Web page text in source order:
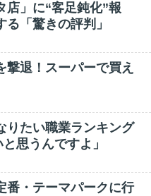
店」に“客足鈍化”報
「驚きの評判」
撃退！スーパーで買え
りたい職業ランキング
思うんですよ」
番・テーマパークに行